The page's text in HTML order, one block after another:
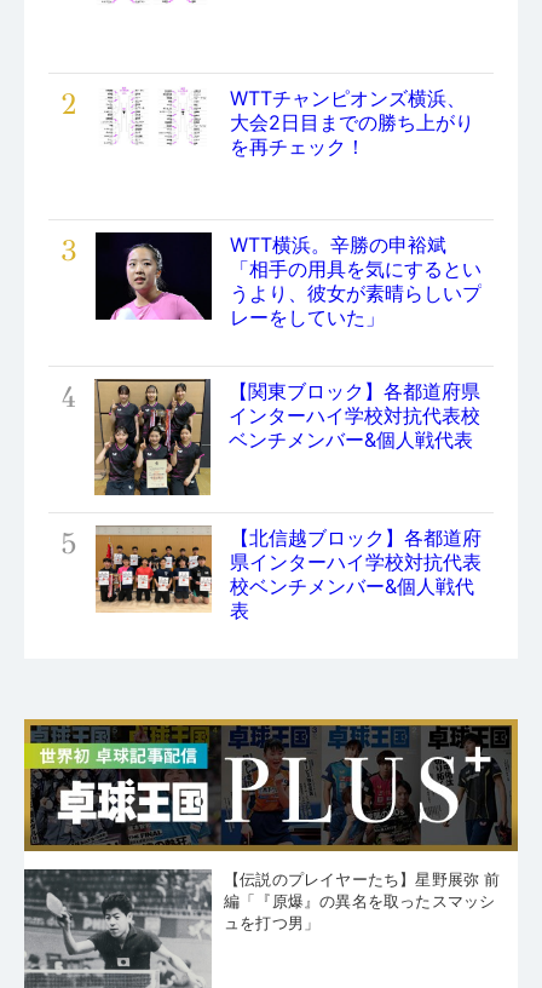
2
WTTチャンピオンズ横浜、
大会2日目までの勝ち上がり
を再チェック！
3
WTT横浜。辛勝の申裕斌
「相手の用具を気にするとい
うより、彼女が素晴らしいプ
レーをしていた」
4
【関東ブロック】各都道府県
インターハイ学校対抗代表校
ベンチメンバー&個人戦代表
5
【北信越ブロック】各都道府
県インターハイ学校対抗代表
校ベンチメンバー&個人戦代
表
【伝説のプレイヤーたち】星野展弥 前
編「『原爆』の異名を取ったスマッシ
ュを打つ男」